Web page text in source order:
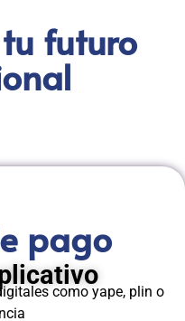
futuro
pago
como yape, plin o